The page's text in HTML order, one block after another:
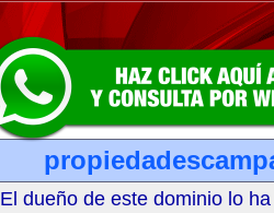
El dueño de este dominio lo